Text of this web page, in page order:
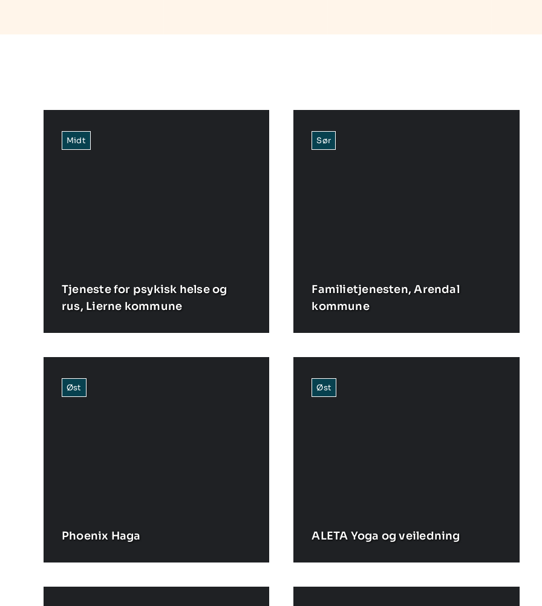
Midt
Tjeneste for psykisk helse og
rus, Lierne kommune
Sør
Familietjenesten, Arendal
kommune
Øst
Phoenix Haga
Øst
ALETA Yoga og veiledning